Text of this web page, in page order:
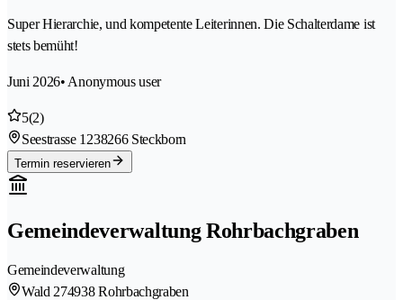
Super Hierarchie, und kompetente Leiterinnen. Die Schalterdame ist
stets bemüht!
Juni 2026• Anonymous user
5(2)
Seestrasse 1238266 Steckborn
Termin reservieren
Gemeindeverwaltung Rohrbachgraben
Gemeindeverwaltung
Wald 274938 Rohrbachgraben